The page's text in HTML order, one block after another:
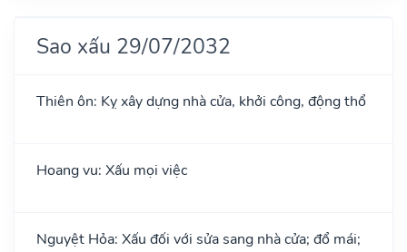
Sao xấu 29/07/2032
Thiên ôn: Kỵ xây dựng nhà cửa, khởi công, động thổ
Hoang vu: Xấu mọi việc
Nguyệt Hỏa: Xấu đối với sửa sang nhà cửa; đổ mái;